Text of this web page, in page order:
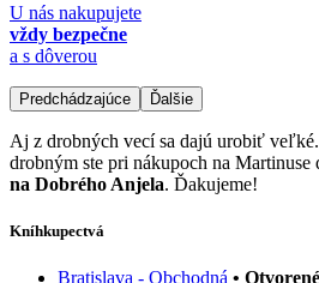
U nás nakupujete
vždy bezpečne
a s dôverou
Predchádzajúce Ďalšie
Aj z drobných vecí sa dajú urobiť
drobným ste pri nákupoch na Martinuse
na Dobrého Anjela. Ďakujeme!
Kníhkupectvá
Bratislava - Obchodná •